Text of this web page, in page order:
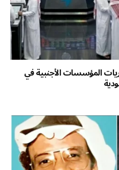
المؤسسات الأجنبية في